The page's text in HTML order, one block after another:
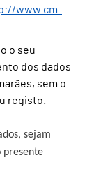
www.cm-
o seu
dos dados
sem o
registo.
sejam
presente